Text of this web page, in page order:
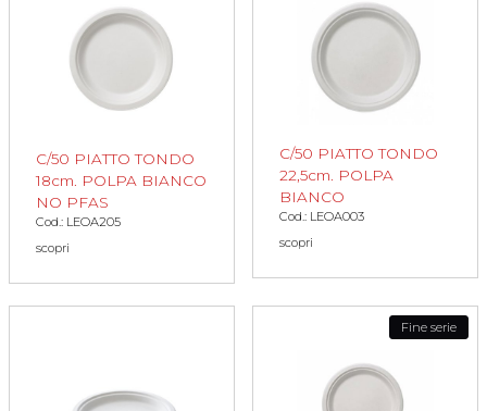
C/50 PIATTO TONDO
18cm. POLPA BIANCO
NO PFAS
Cod.: LEOA205
scopri
C/50 PIATTO TONDO
22,5cm. POLPA
BIANCO
Cod.: LEOA003
scopri
Fine serie